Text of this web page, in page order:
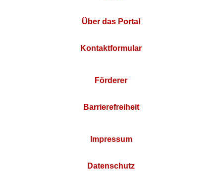
Über das Portal
Kontaktformular
Förderer
Barrierefreiheit
Impressum
Datenschutz